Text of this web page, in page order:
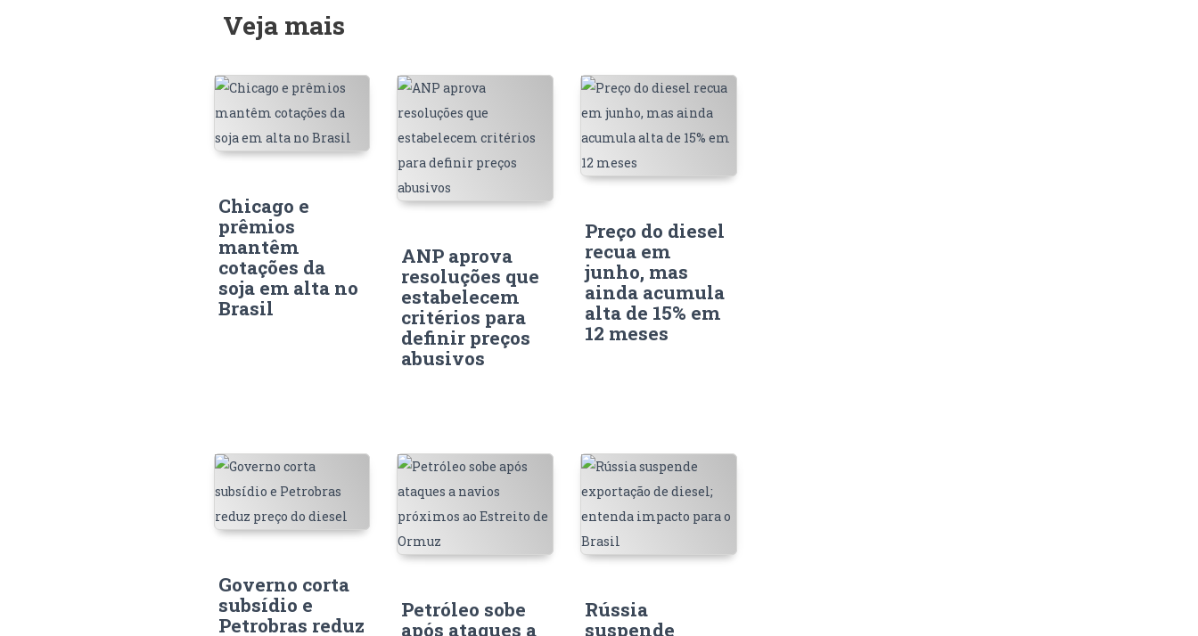
Veja mais
Chicago e
prêmios
mantêm
cotações da
soja em alta no
Brasil
ANP aprova
resoluções que
estabelecem
critérios para
definir preços
abusivos
Preço do diesel
recua em
junho, mas
ainda acumula
alta de 15% em
12 meses
Governo corta
subsídio e
Petrobras reduz
Petróleo sobe
após ataques a
Rússia
suspende